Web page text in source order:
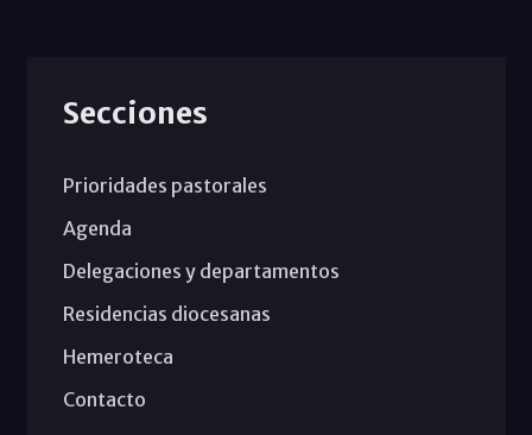
Secciones
Prioridades pastorales
Agenda
Delegaciones y departamentos
Residencias diocesanas
Hemeroteca
Contacto